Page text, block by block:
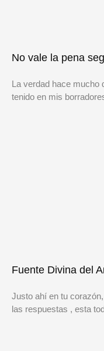
No vale la pena
La verdad hace mucho
tenido en mis
Fuente Divina del
Justo ahí en tu
las respuestas , esta